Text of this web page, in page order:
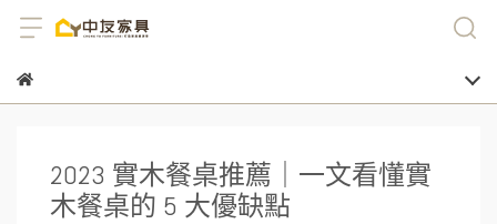
2023 實木餐桌推薦｜一文看懂實
木餐桌的 5 大優缺點